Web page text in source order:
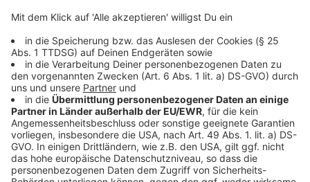
Instagram|Facebook| WhatsApp-Kanal
Anzeige